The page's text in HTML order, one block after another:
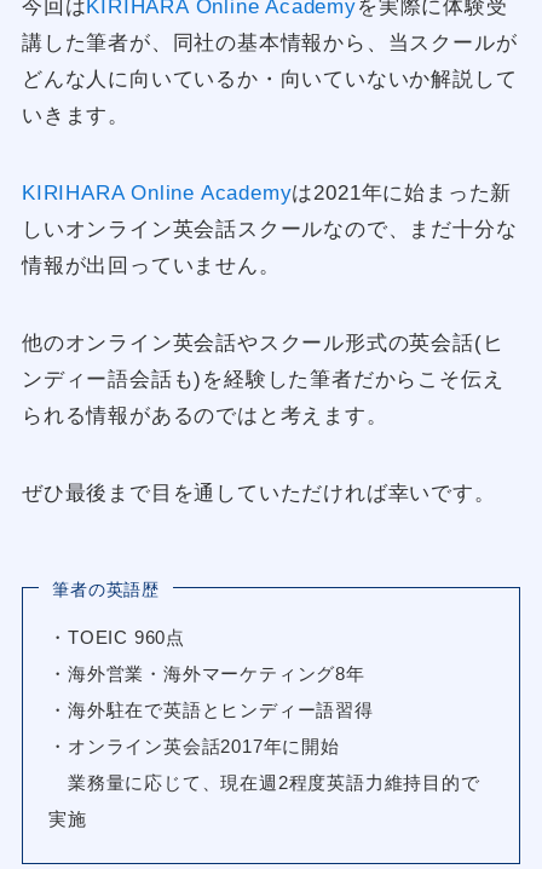
今回はKIRIHARA Online Academyを実際に体験受
講した筆者が、同社の基本情報から、当スクールが
どんな人に向いているか・向いていないか解説して
いきます。
KIRIHARA Online Academyは2021年に始まった新
しいオンライン英会話スクールなので、まだ十分な
情報が出回っていません。
他のオンライン英会話やスクール形式の英会話(ヒ
ンディー語会話も)を経験した筆者だからこそ伝え
られる情報があるのではと考えます。
ぜひ最後まで目を通していただければ幸いです。
筆者の英語歴
・TOEIC 960点
・海外営業・海外マーケティング8年
・海外駐在で英語とヒンディー語習得
・オンライン英会話2017年に開始
業務量に応じて、現在週2程度英語力維持目的で
実施